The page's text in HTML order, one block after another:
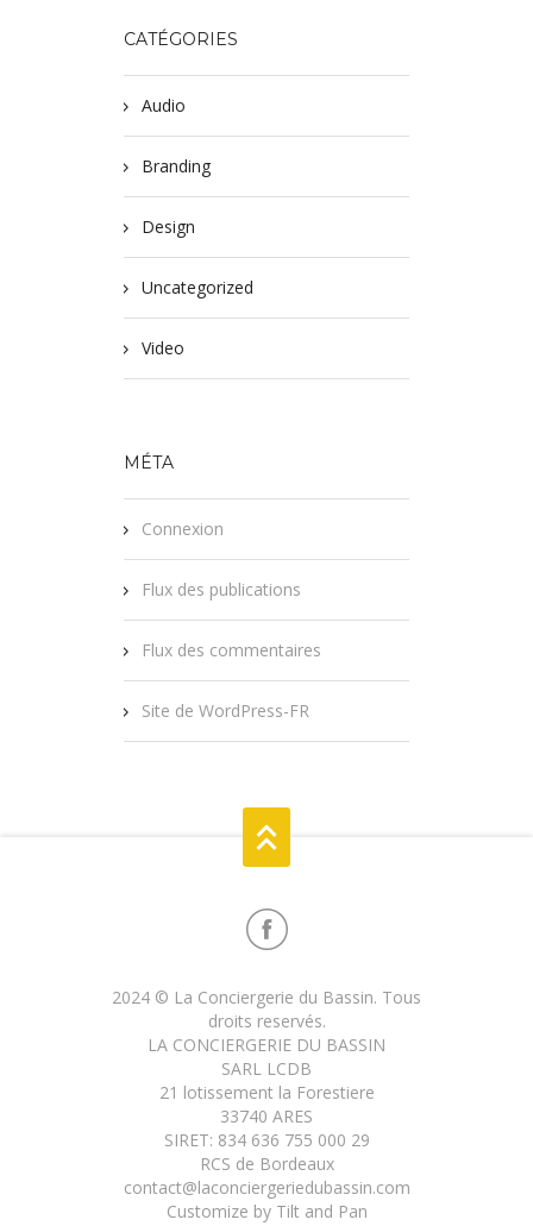
CATÉGORIES
Audio
Branding
Design
Uncategorized
Video
MÉTA
Connexion
Flux des publications
Flux des commentaires
Site de WordPress-FR
2024 © La Conciergerie du Bassin. Tous
droits reservés.
LA CONCIERGERIE DU BASSIN
SARL LCDB
21 lotissement la Forestiere
33740 ARES
SIRET: 834 636 755 000 29
RCS de Bordeaux
contact@laconciergeriedubassin.com
Customize by Tilt and Pan